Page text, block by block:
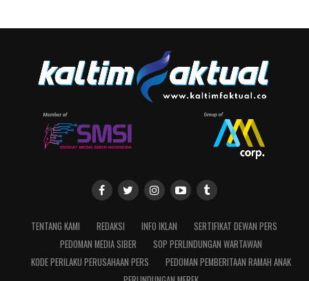
TENTANG KAMI REDAKSI INFO IKLAN
SERTIFIKAT DEWAN PERS
PEDOMAN MEDIA SIBER
SOP PERLINDUNGAN WARTAWAN
KODE PERILAKU PERUSAHAAN PERS
PEDOMAN PEMBERITAAN RAMAH ANAK